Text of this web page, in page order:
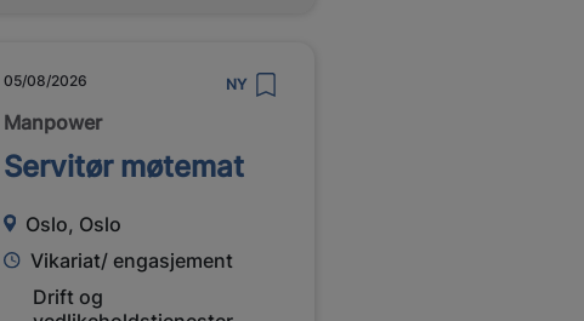
05/08/2026 NY
Manpower
Servitør møtemat
Oslo, Oslo
Vikariat/ engasjement
Drift og